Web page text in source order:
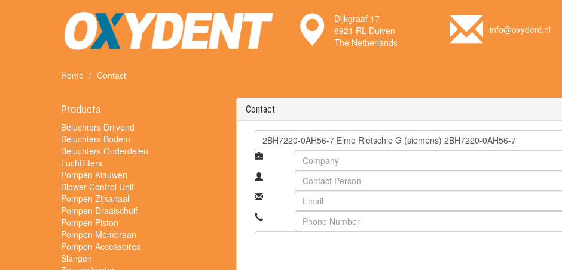
Dijkgraaf 17
6921 RL Duiven
The Netherlands
info@oxydent.nl
Home Contact
Contact
Products
Beluchters Drijvend
Beluchters Bodem
Beluchters Onderdelen
Luchtfilters
Pompen Klauwen
Blower Control Unit
Pompen Zijkanaal
Pompen Draaischuif
Pompen Piston
Pompen Membraan
Pompen Accessoires
Slangen